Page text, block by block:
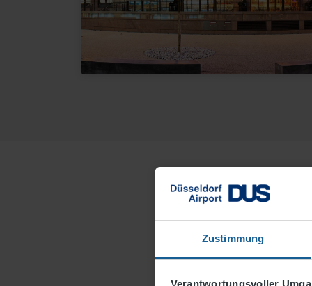
Zustimmung
Verantwortungsvoller
Successful
will find the
can reach the